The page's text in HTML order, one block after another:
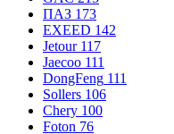
ПАЗ 173
EXEED 142
Jetour 117
Jaecoo 111
DongFeng 111
Sollers 106
Chery 100
Foton 76